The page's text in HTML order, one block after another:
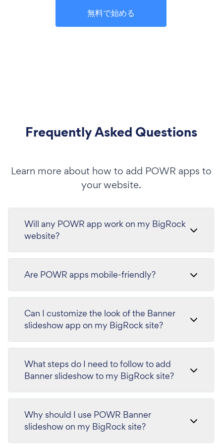
無料で始める
Frequently Asked Questions
Learn more about how to add POWR apps to
your website.
Will any POWR app work on my BigRock
website?
Are POWR apps mobile-friendly?
Can I customize the look of the Banner
slideshow app on my BigRock site?
What steps do I need to follow to add
Banner slideshow to my BigRock site?
Why should I use POWR Banner
slideshow on my BigRock site?